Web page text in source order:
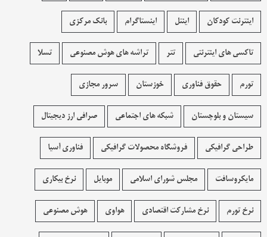
اینترنت کودکان اینتل اینستاگرام بانک مرکزی
تاکسی های اینترنتی تتر تراشه های هوش مصنوعی تسلا
تورم حقوق فناوری خوزستان سرور مجازی
سیستان و بلوچستان شبکه های اجتماعی صرافی ارز دیجیتال
طراحی گرافیکی فروشگاه محصولات گرافيکی فناوری آسیا
مایکروسافت مجلس شورای اسلامی موبایل نرخ بیکاری
نرخ تورم نرخ مشارکت اقتصادی هواوی هوش مصنوعی